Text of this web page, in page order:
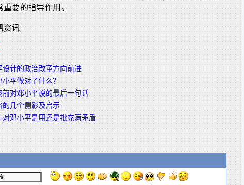
重要的指导作用。
资讯
设计的政治改革方向前进
小平做对了什么？
前对邓小平说的最后一句话
的几个侧影及启示
对邓小平是用还是批充满矛盾